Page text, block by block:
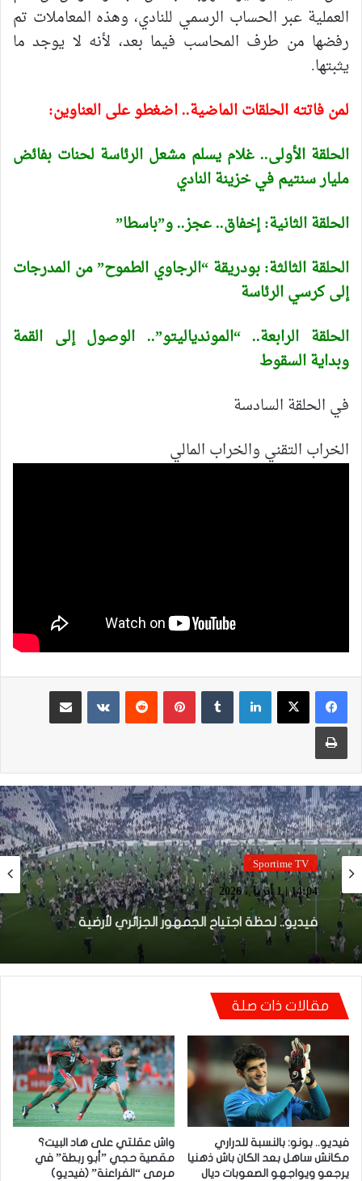
العملية عبر الحساب الرسمي للنادي، وهذه المعاملات تم
رفضها من طرف المحاسب فيما بعد، لأنه لا يوجد ما
يثبتها.
لمن فاتته الحلقات الماضية.. اضغطو على العناوين:
الحلقة الأولى.. غلام يسلم مشعل الرئاسة لحنات بفائض
مليار سنتيم في خزينة النادي
الحلقة الثانية: إخفاق.. عجز.. و”باسطا”
الحلقة الثالثة: بودريقة “الرجاوي الطموح” من المدرجات
إلى كرسي الرئاسة
الحلقة الرابعة.. “الموندياليتو”.. الوصول إلى القمة
وبداية السقوط
في الحلقة السادسة
الخراب التقني والخراب المالي
لينكدإن بينتيريست
مشاركة عبر البريد
طباعة
Sportime TV
14:04 | 1 أبريل، 2026
فيديو.. لحظة اجتياح الجمهور الجزائري لأرضية
ملعب تورينو وإحداث فوضى عارمة داخله
مقالات ذات صلة
فيديو.. بونو: بالنسبة للدراري
مكانش ساهل بعد الكان باش ذهنيا
يرجعو ويواجهو الصعوبات ديال
واش عقلتي على هاد البيت؟
مقصية حجي ”أبو ربطة” في
مرمى “الفراعنة” (فيديو)